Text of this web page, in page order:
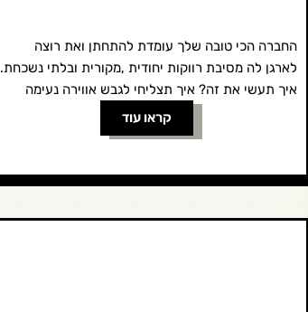
החברה הכי טובה שלך עומדת להתחתן ואת רוצה
לארגן לה מסיבת רווקות יחודית ,מקורית ובלתי נשכחת.
איך תעשי את זה? איך תצליחי לגבש אווירה נעימה
קראו עוד